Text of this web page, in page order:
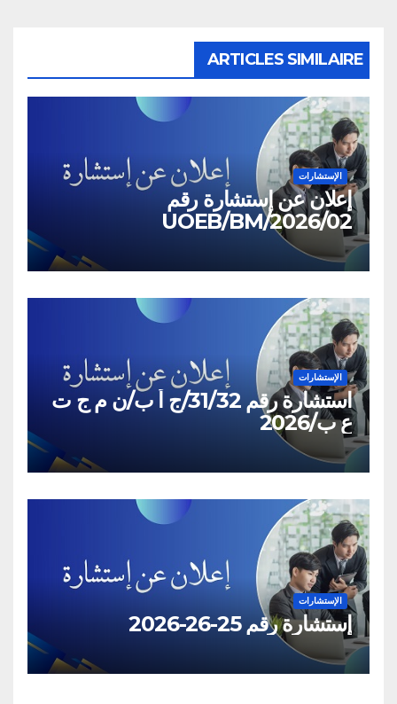
ARTICLES SIMILAIRE
الإستشارات
إعلان عن إستشارة رقم
02/UOEB/BM/2026
الإستشارات
استشارة رقم 31/32/ج أ ب/ن م ج ت
ع ب/2026
الإستشارات
إستشارة رقم 25-26-2026